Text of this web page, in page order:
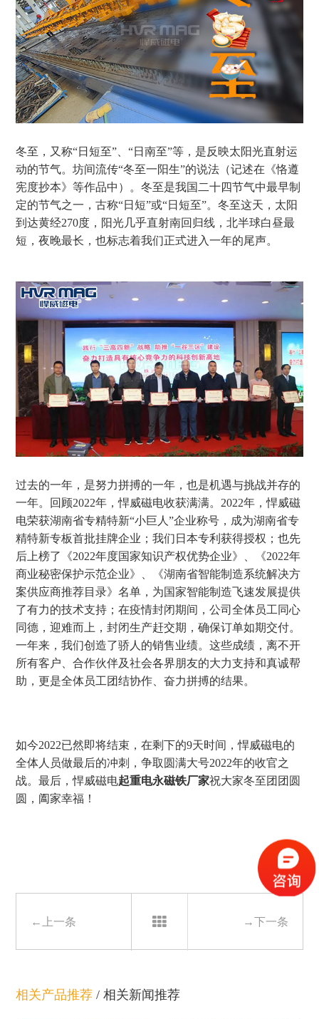
冬至，又称“日短至”、“日南至”等，是反映太阳光直射运
动的节气。坊间流传“冬至一阳生”的说法（记述在《恪遵
宪度抄本》等作品中）。冬至是我国二十四节气中最早制
定的节气之一，古称“日短”或“日短至”。冬至这天，太阳
到达黄经270度，阳光几乎直射南回归线，北半球白昼最
短，夜晚最长，也标志着我们正式进入一年的尾声。
过去的一年，是努力拼搏的一年，也是机遇与挑战并存的
一年。回顾2022年，悍威磁电收获满满。 2022年，悍威磁
电荣获湖南省专精特新“小巨人”企业称号，成为湖南省专
精特新专板首批挂牌企业；我们日本专利获得授权；也先
后上榜了《2022年度国家知识产权优势企业》、《2022年
商业秘密保护示范企业》、《湖南省智能制造系统解决方
案供应商推荐目录》名单，为国家智能制造飞速发展提供
了有力的技术支持；在疫情封闭期间，公司全体员工同心
同德，迎难而上，封闭生产赶交期，确保订单如期交付。
一年来，我们创造了骄人的销售业绩。这些成绩，离不开
所有客户、合作伙伴及社会各界朋友的大力支持和真诚帮
助，更是全体员工团结协作、奋力拼搏的结果。
如今2022已然即将结束，在剩下的9天时间，悍威磁电的
全体人员做最后的冲刺，争取圆满大号2022年的收官之
战。最后，悍威磁电起重电永磁铁厂家祝大家冬至团团圆
圆，阖家幸福！
←上一条 →下一条
相关产品推荐 /相关新闻推荐